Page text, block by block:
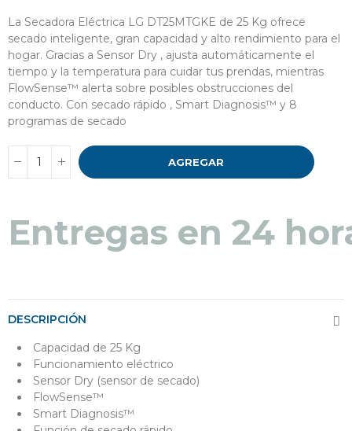
La Secadora Eléctrica LG DT25MTGKE de 25 Kg ofrece
secado inteligente, gran capacidad y alto rendimiento para el
hogar. Gracias a Sensor Dry , ajusta automáticamente el
tiempo y la temperatura para cuidar tus prendas, mientras
FlowSense™ alerta sobre posibles obstrucciones del
conducto. Con secado rápido , Smart Diagnosis™ y 8
programas de secado
AGREGAR
Entregas en 24
DESCRIPCIÓN
Capacidad de 25 Kg
Funcionamiento eléctrico
Sensor Dry (sensor de secado)
FlowSense™
Smart Diagnosis™